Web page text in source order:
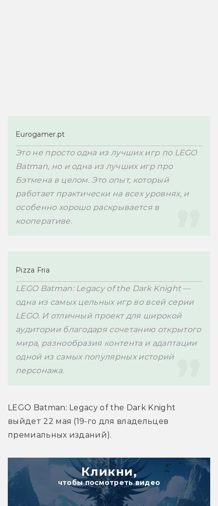
Eurogamer.pt
Это не просто одна из лучших игр по LEGO
Batman, но и одна из лучших игр про
Бэтмена в целом. Это опыт, который
работает практически на всех уровнях, и
особенно хорошо раскрывается в
кооперативе.
Pizza Fria
LEGO Batman: Legacy of the Dark Knight —
одна из самых цельных игр во всей серии
LEGO. И отличный проект для широкой
аудитории благодаря сочетанию открытого
мира, разнообразия контента и адаптации
одной из самых популярных историй
персонажа.
LEGO Batman: Legacy of the Dark Knight
выйдет 22 мая (19-го для владельцев
премиальных изданий).
Кликни,
чтобы посмотреть видео